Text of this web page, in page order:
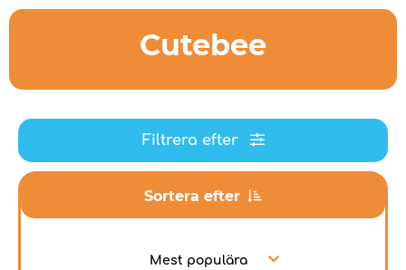
Cutebee
Filtrera efter
Sortera efter
Mest populära